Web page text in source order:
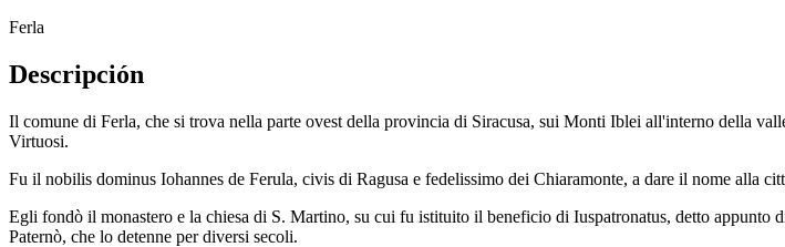
Ferla
Descripción
Il comune di Ferla, che si trova nella parte ovest della provincia di Siracusa, sui Monti Iblei all'interno della
Virtuosi.
Fu il nobilis dominus Iohannes de Ferula, civis di Ragusa e fedelissimo dei Chiaramonte, a dare il nome alla
Egli fondò il monastero e la chiesa di S. Martino, su cui fu istituito il beneficio di Iuspatronatus, detto
Paternò, che lo detenne per diversi secoli.